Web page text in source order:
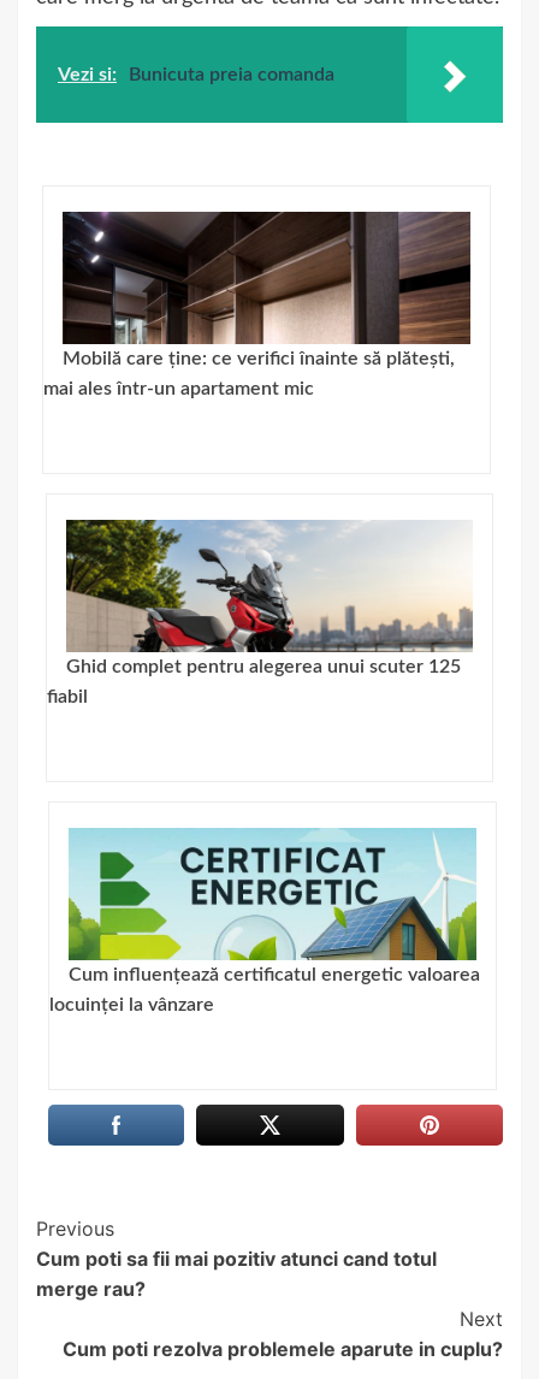
Vezi si: Bunicuta preia comanda
Mobilă care ține: ce verifici înainte să plătești,
mai ales într-un apartament mic
Ghid complet pentru alegerea unui scuter 125
fiabil
Cum influențează certificatul energetic valoarea
locuinței la vânzare
Continue
Reading
Previous
Cum poti sa fii mai pozitiv atunci cand totul
merge rau?
Next
Cum poti rezolva problemele aparute in cuplu?